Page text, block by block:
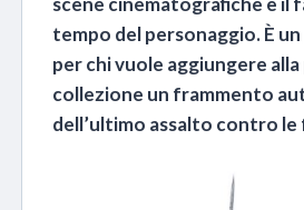
tempo del personaggio. È
per chi vuole aggiungere
collezione un frammento
dell’ultimo assalto contro